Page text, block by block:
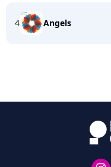
4 Angels